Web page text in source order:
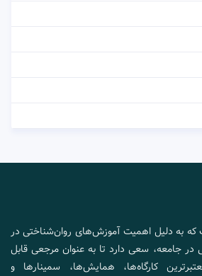
که به دلیل اهمیت آموزش‌های روان‌شناختی در
جامعه، سعی دارد تا به عنوان مرجعی قابل
کارگاه‌ها، همایش‌ها، سمینارها و